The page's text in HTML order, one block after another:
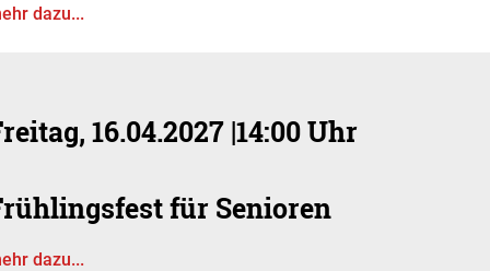
dazu...
16.04.2027 |14:00 Uhr
für Senioren
dazu...